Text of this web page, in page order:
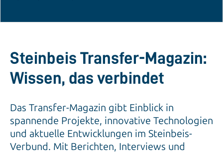
Steinbeis Transfer-Magazin:
Wissen, das verbindet
Das Transfer-Magazin gibt Einblick in
spannende Projekte, innovative Technologien
und aktuelle Entwicklungen im Steinbeis-
Verbund. Mit Berichten, Interviews und